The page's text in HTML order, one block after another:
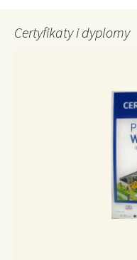
Certyfikaty i dyplomy